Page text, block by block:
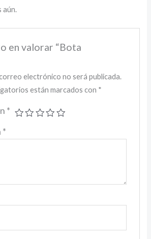
aún.
en valorar “Bota
electrónico no será publicada.
están marcados con *
*
*